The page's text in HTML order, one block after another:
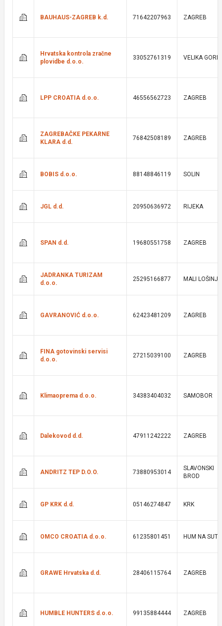
BAUHAUS-ZAGREB k.d. 71642207963 ZAGREB
Hrvatska kontrola zračne
plovidbe d.o.o.
33052761319 VELIKA
LPP CROATIA d.o.o. 46556562723 ZAGREB
ZAGREBAČKE PEKARNE
KLARA d.d.
76842508189 ZAGREB
BOBIS d.o.o. 88148846119 SOLIN
JGL d.d. 20950636972 RIJEKA
SPAN d.d. 19680551758 ZAGREB
JADRANKA TURIZAM
d.o.o.
25295166877 MALI LOŠINJ
GAVRANOVIĆ d.o.o. 62423481209 ZAGREB
FINA gotovinski servisi
d.o.o.
27215039100 ZAGREB
Klimaoprema d.o.o. 34383404032 SAMOBOR
Dalekovod d.d. 47911242222 ZAGREB
ANDRITZ TEP D.O.O. 73880953014
SLAVONSKI
BROD
GP KRK d.d. 05146274847 KRK
OMCO CROATIA d.o.o. 61235801451 HUM NA SUTLI
GRAWE Hrvatska d.d. 28406115764 ZAGREB
HUMBLE HUNTERS d.o.o. 99135884444 ZAGREB